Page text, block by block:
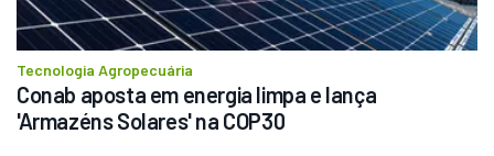
Tecnologia Agropecuária
Conab aposta em energia limpa e lança
'Armazéns Solares' na COP30